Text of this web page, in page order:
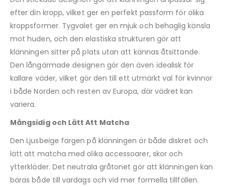
efter din kropp, vilket ger en perfekt passform för olika
kroppsformer. Tygvalet ger en mjuk och behaglig känsla
mot huden, och den elastiska strukturen gör att
klänningen sitter på plats utan att kännas åtsittande.
Den långärmade designen gör den även idealisk för
kallare väder, vilket gör den till ett utmärkt val för kvinnor
i både Norden och resten av Europa, där vädret kan
variera.
Mångsidig och Lätt Att Matcha
Den Ljusbeige färgen på klänningen är både diskret och
lätt att matcha med olika accessoarer, skor och
ytterkläder. Det neutrala gråtonet gör att klänningen kan
bäras både till vardags och vid mer formella tillfällen.